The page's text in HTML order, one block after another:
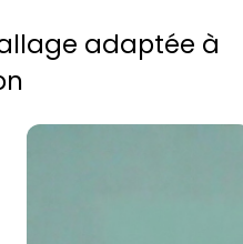
adaptée à